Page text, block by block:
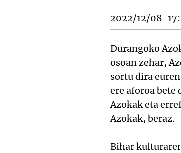
2022/12/08
Durangoko
osoan zehar,
sortu dira
ere aforoa bete
Azokak eta
Azokak, beraz.
Bihar